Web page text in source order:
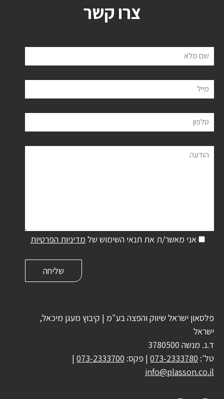
צרו קשר
שם מלא
מייל
טלפון
הודעה
אני מאשר/ת את תנאי השימוש של מדיניות הפרטיות
פלסאון ישראל שיווק והפצה בע"מ | קיבוץ מעגן מיכאל,
ישראל
ד.נ. מנשה 3780500
טל': 073-2333780 | פקס: 073-2333700
|
info@plasson.co.il